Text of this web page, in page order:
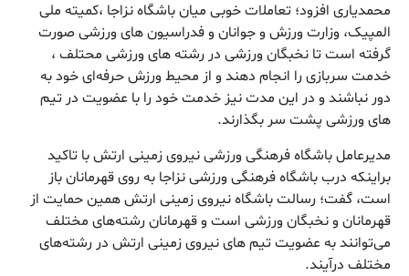
محمدیاری افزود؛ تعاملات خوبی میان باشگاه نزاجا ،‌کمیته ملی
المپیک، وزارت ورزش و جوانان و فدراسیون های ورزشی صورت
گرفته است تا نخبگان ورزشی در رشته های ورزشی محتلف ،
خدمت سربازی را انجام دهند و از محیط ورزش حرفه‌ای خود به
دور نباشند و در این مدت نیز خدمت خود را با عضویت در تیم
های ورزشی پشت سر بگذارند.
مدیرعامل باشگاه فرهنگی ورزشی نیروی زمینی ارتش با تاکید
براینکه درب باشگاه فرهنگی ورزشی نزاجا به روی قهرمانان باز
است، گفت؛ رسالت باشگاه نیروی زمینی ارتش همین حمایت از
قهرمانان و نخبگان ورزشی است و قهرمانان رشته‌های مختلف
می‌توانند به عضویت تیم های نیروی زمینی ارتش در رشته‌های
مختلف درآیند.